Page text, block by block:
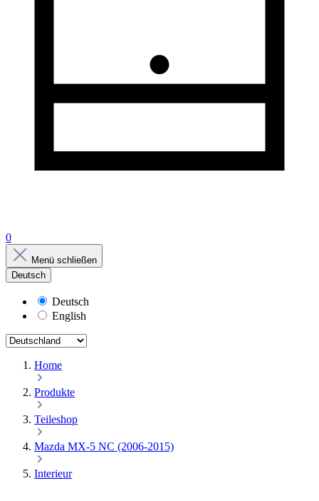
0
Menü schließen
Deutsch
Deutsch
English
Home
Produkte
Teileshop
Mazda MX-5 NC (2006-2015)
Interieur